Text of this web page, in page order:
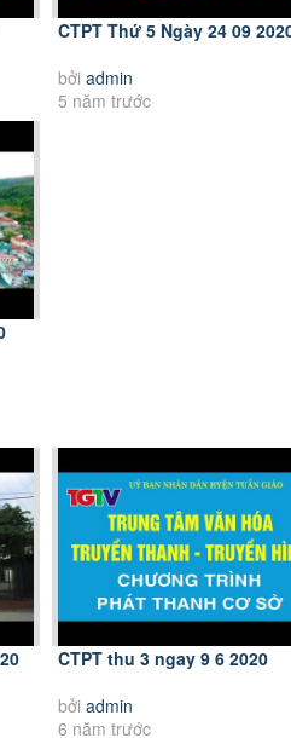
CTPT Thứ 5 Ngày 24 09
bởi admin
5 năm trước
CTPT thu 3 ngay 9 6 2020
bởi admin
6 năm trước